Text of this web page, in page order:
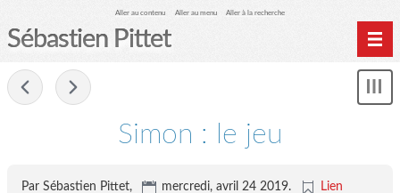
Aller au contenu Aller au menu Aller à la recherche
Sébastien Pittet
Spéléologie
Simon : le jeu
Par Sébastien Pittet, mercredi, avril 24 2019.
Lien